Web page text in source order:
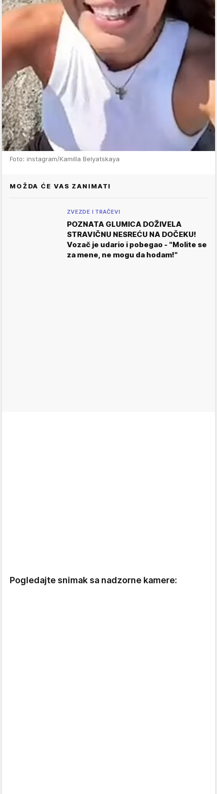
Foto: instagram/Kamilla Belyatskaya
MOŽDA ĆE VAS ZANIMATI
ZVEZDE I TRAČEVI
POZNATA GLUMICA DOŽIVELA
STRAVIČNU NESREĆU NA DOČEKU!
Vozač je udario i pobegao - "Molite se
za mene, ne mogu da hodam!"
Pogledajte snimak sa nadzorne kamere: